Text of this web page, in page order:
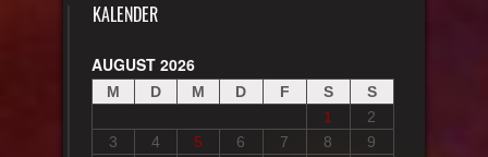
KALENDER
AUGUST 2026
M D M D F S
S
1
2
3
4 5 6 7 8
9